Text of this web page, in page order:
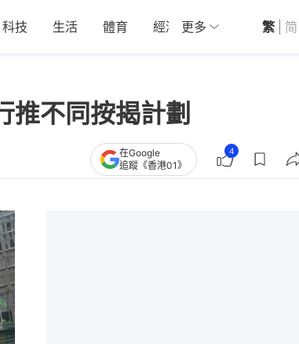
科技 生活 體育 經濟 01深圳 觀點
更多 繁 简
不同按揭計劃
在Google
追蹤《香港01》
4